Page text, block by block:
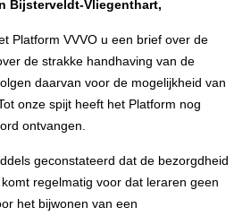
Bijsterveldt-Vliegenthart,
Platform VVVO u een brief over de
de strakke handhaving van de
daarvan voor de mogelijkheid van
onze spijt heeft het Platform nog
ontvangen.
geconstateerd dat de bezorgdheid
regelmatig voor dat leraren geen
het bijwonen van een